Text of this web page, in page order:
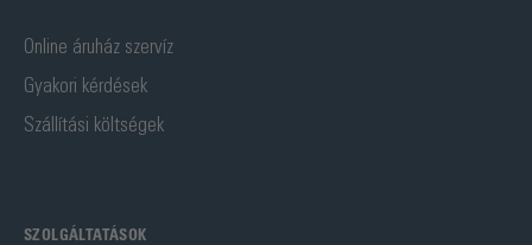
Online áruház szervíz
Gyakori kérdések
Szállítási költségek
SZOLGÁLTATÁSOK